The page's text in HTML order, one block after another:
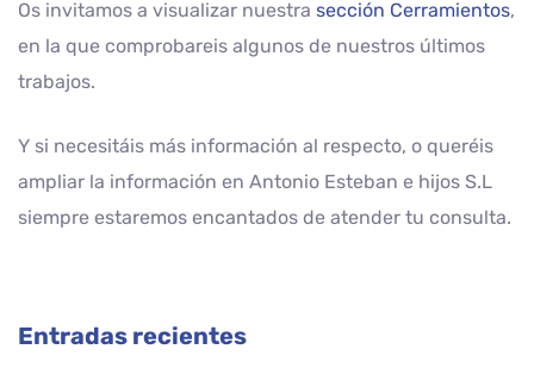
Entradas recientes
Os invitamos a visualizar nuestra sección Cerramientos,
en la que comprobareis algunos de nuestros últimos
trabajos.
Y si necesitáis más información al respecto, o queréis
ampliar la información en Antonio Esteban e hijos S.L
siempre estaremos encantados de atender tu consulta.